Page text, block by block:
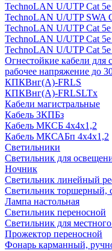
TechnoLAN U/UTP Cat
TechnoLAN U/UTP SWA
TechnoLAN U/UTP Cat
TechnoLAN U/UTP Cat
TechnoLAN U/UTP Cat
Огнестойкие кабели для
рабочее напряжение до
КПКВнг(A)-FRLS
КПКВнг(A)-FRLSLTx
Кабели магистральные
Кабель ЗКПБз
Кабель МКСБ 4х4х1,2
Кабель МКСАБп 4х4х1,2
Светильники
Светильник для
Ночник
Светильник линейный
Светильник торшерный,
Лампа настольная
Светильник переносной
Светильник для
Прожектор переносной
Фонарь карманный,